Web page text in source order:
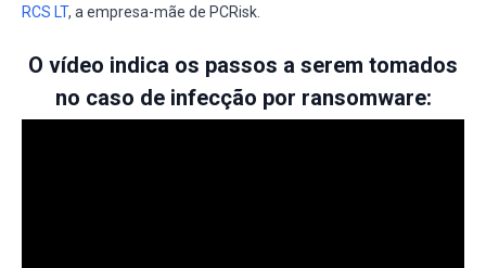
RCS LT, a empresa-mãe de PCRisk.
O vídeo indica os passos a serem tomados
no caso de infecção por ransomware: